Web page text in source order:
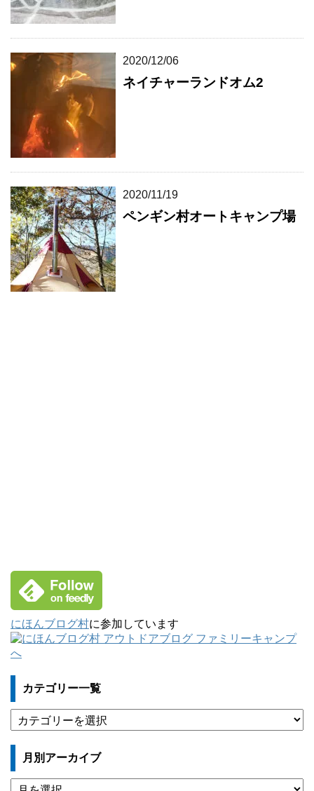
2020/12/06
ネイチャーランドオム2
2020/11/19
ペンギン村オートキャンプ場
にほんブログ村に参加しています
カテゴリー一覧
テ
ゴ
ー
一
月別アーカイブ
月